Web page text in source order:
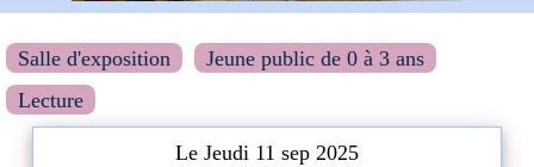
Salle d'exposition
Jeune public de 0 à 3 ans
Lecture
Le Jeudi 11 sep 2025